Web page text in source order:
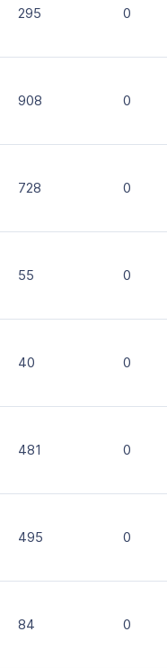
295 0
908 0
728 0
55 0
40 0
481 0
495 0
84 0